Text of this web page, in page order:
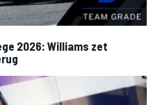
2026: Williams zet